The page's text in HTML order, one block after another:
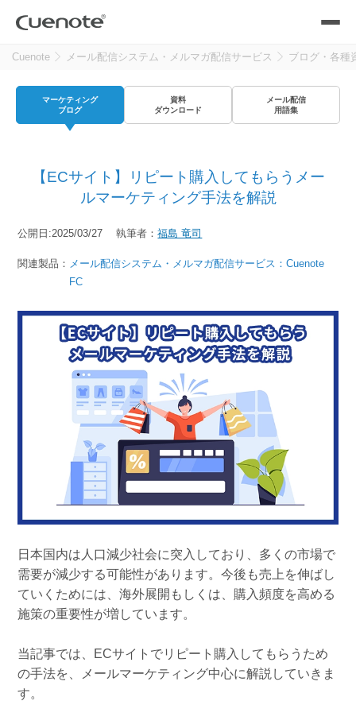
メール配信システム
メールリレーサーバー
kintone（キントーン）メール配信
認証サービス
Webプッシュ通知サービス
アンケートシステム・フォーム
緊急参集・安否確認
（当社グループ企業）
活用シーン
会員獲得／ニーズ把握
組織的に管理
効果改善・顧客育成
システム連携・効率化
セキュリティ対策
デジタルマーケティング
ブログ・各種資料
ブログ・各種資料トップ
マーケティングブログ
資料ダウンロード
メール配信用語集
資料請求・お問い合わせ
無料トライアル
東京 03-6820-0515 大阪 06-6131-9960
（平日 10:00〜18:00）
Cuenote メール配信システム・メルマガ配信サービス ブログ・各種
マーケティング
ブログ
資料
ダウンロード
メール配信
用語集
【ECサイト】リピート購入してもらうメー
ルマーケティング手法を解説
公開日:2025/03/27 執筆者：福島 竜司
関連製品： メール配信システム・メルマガ配信サービス：Cuenote
FC
日本国内は人口減少社会に突入しており、多くの市場で
需要が減少する可能性があります。今後も売上を伸ばし
ていくためには、海外展開もしくは、購入頻度を高める
施策の重要性が増しています。
当記事では、ECサイトでリピート購入してもらうため
の手法を、メールマーケティング中心に解説していきま
す。